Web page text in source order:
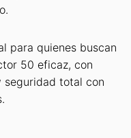
para quienes buscan
50 eficaz, con
seguridad total con